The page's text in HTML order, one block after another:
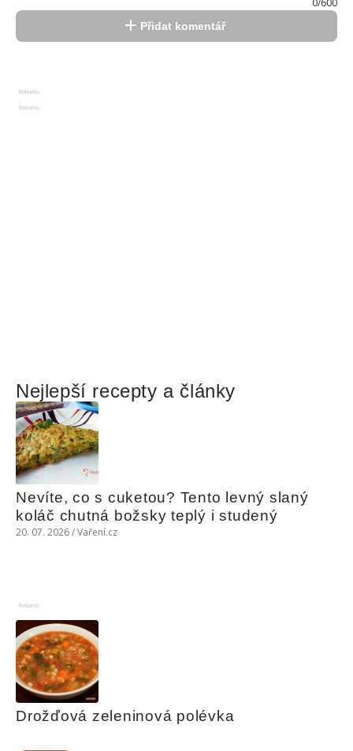
0/600
Přidat komentář
Reklama
Reklama
Nejlepší recepty a články
Nevíte, co s cuketou? Tento levný slaný
koláč chutná božsky teplý i studený
20. 07. 2026 / Vaření.cz
Reklama
Drožďová zeleninová polévka